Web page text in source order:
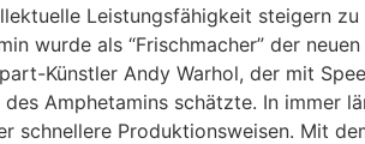
Leistungsfähigkeit steigern
wurde als “Frischmacher” der
Künstler Andy Warhol, der mit
Amphetamins schätzte. In immer
schnellere Produktionsweisen. Mit